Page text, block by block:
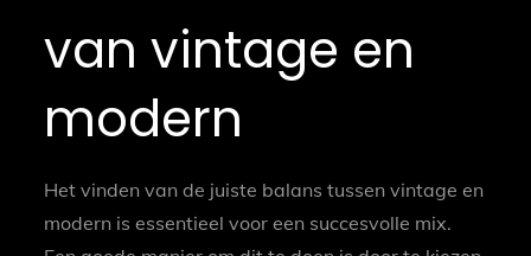
van vintage en
modern
Het vinden van de juiste balans tussen vintage en
modern is essentieel voor een succesvolle mix.